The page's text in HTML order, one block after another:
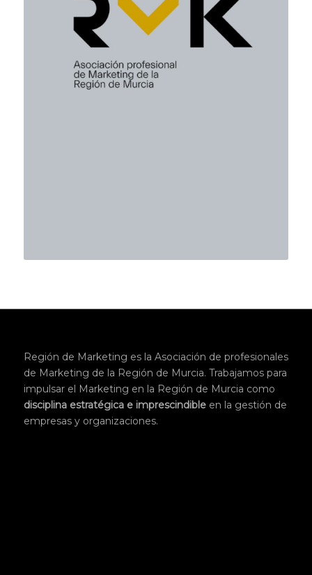
Región de Marketing es la Asociación de profesionales
de Marketing de la Región de Murcia. Trabajamos para
impulsar el Marketing en la Región de Murcia como
disciplina estratégica e imprescindibleen la gestión de
empresas y organizaciones.